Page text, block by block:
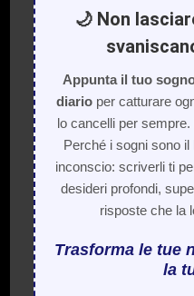
🌙 Non
Appunta il tuo
diarioper catturare
lo cancelli per
Perché i sogni sono
inconscio: scriverli ti
desideri profondi,
risposte che la
Trasforma le tue
la